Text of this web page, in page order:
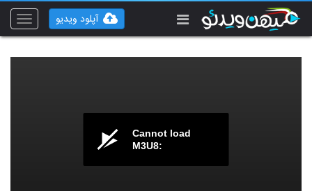
Toggle
آپلود ویدیو
Cannot load
M3U8: